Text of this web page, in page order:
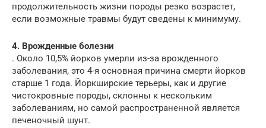
продолжительность жизни породы резко возрастет,
если возможные травмы будут сведены к минимуму.
4. Врожденные болезни
. Около 10,5% йорков умерли из-за врожденного
заболевания, это 4-я основная причина смерти йорков
старше 1 года. Йоркширские терьеры, как и другие
чистокровные породы, склонны к нескольким
заболеваниям, но самой распространенной является
печеночный шунт.